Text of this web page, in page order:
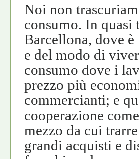
Noi non
consumo. In
Barcellona, ​​dove
e del modo di
consumo dove i
prezzo più
commercianti; e
cooperazione
mezzo da cui
grandi acquisti e